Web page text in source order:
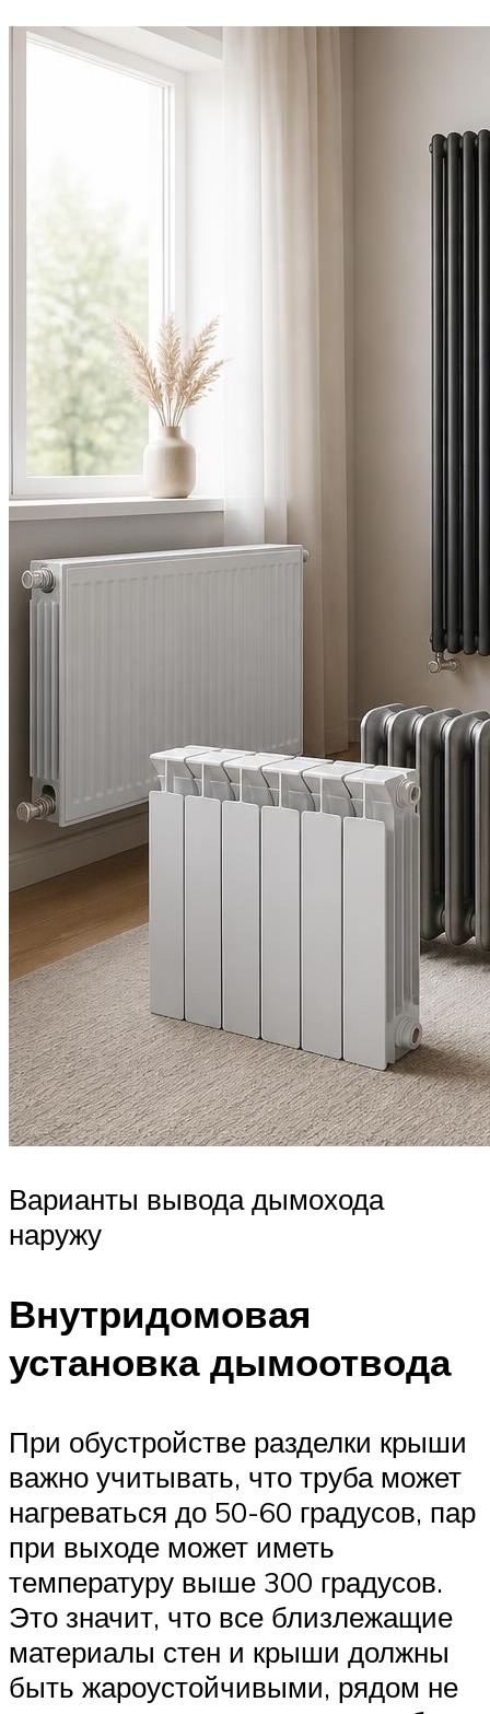
Варианты вывода дымохода
наружу
Внутридомовая
установка дымоотвода
При обустройстве разделки крыши
важно учитывать, что труба может
нагреваться до 50-60 градусов, пар
при выходе может иметь
температуру выше 300 градусов.
Это значит, что все близлежащие
материалы стен и крыши должны
быть жароустойчивыми, рядом не